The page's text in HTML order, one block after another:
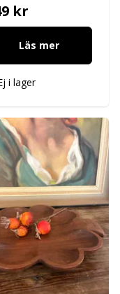
kr
Läs mer
i lager